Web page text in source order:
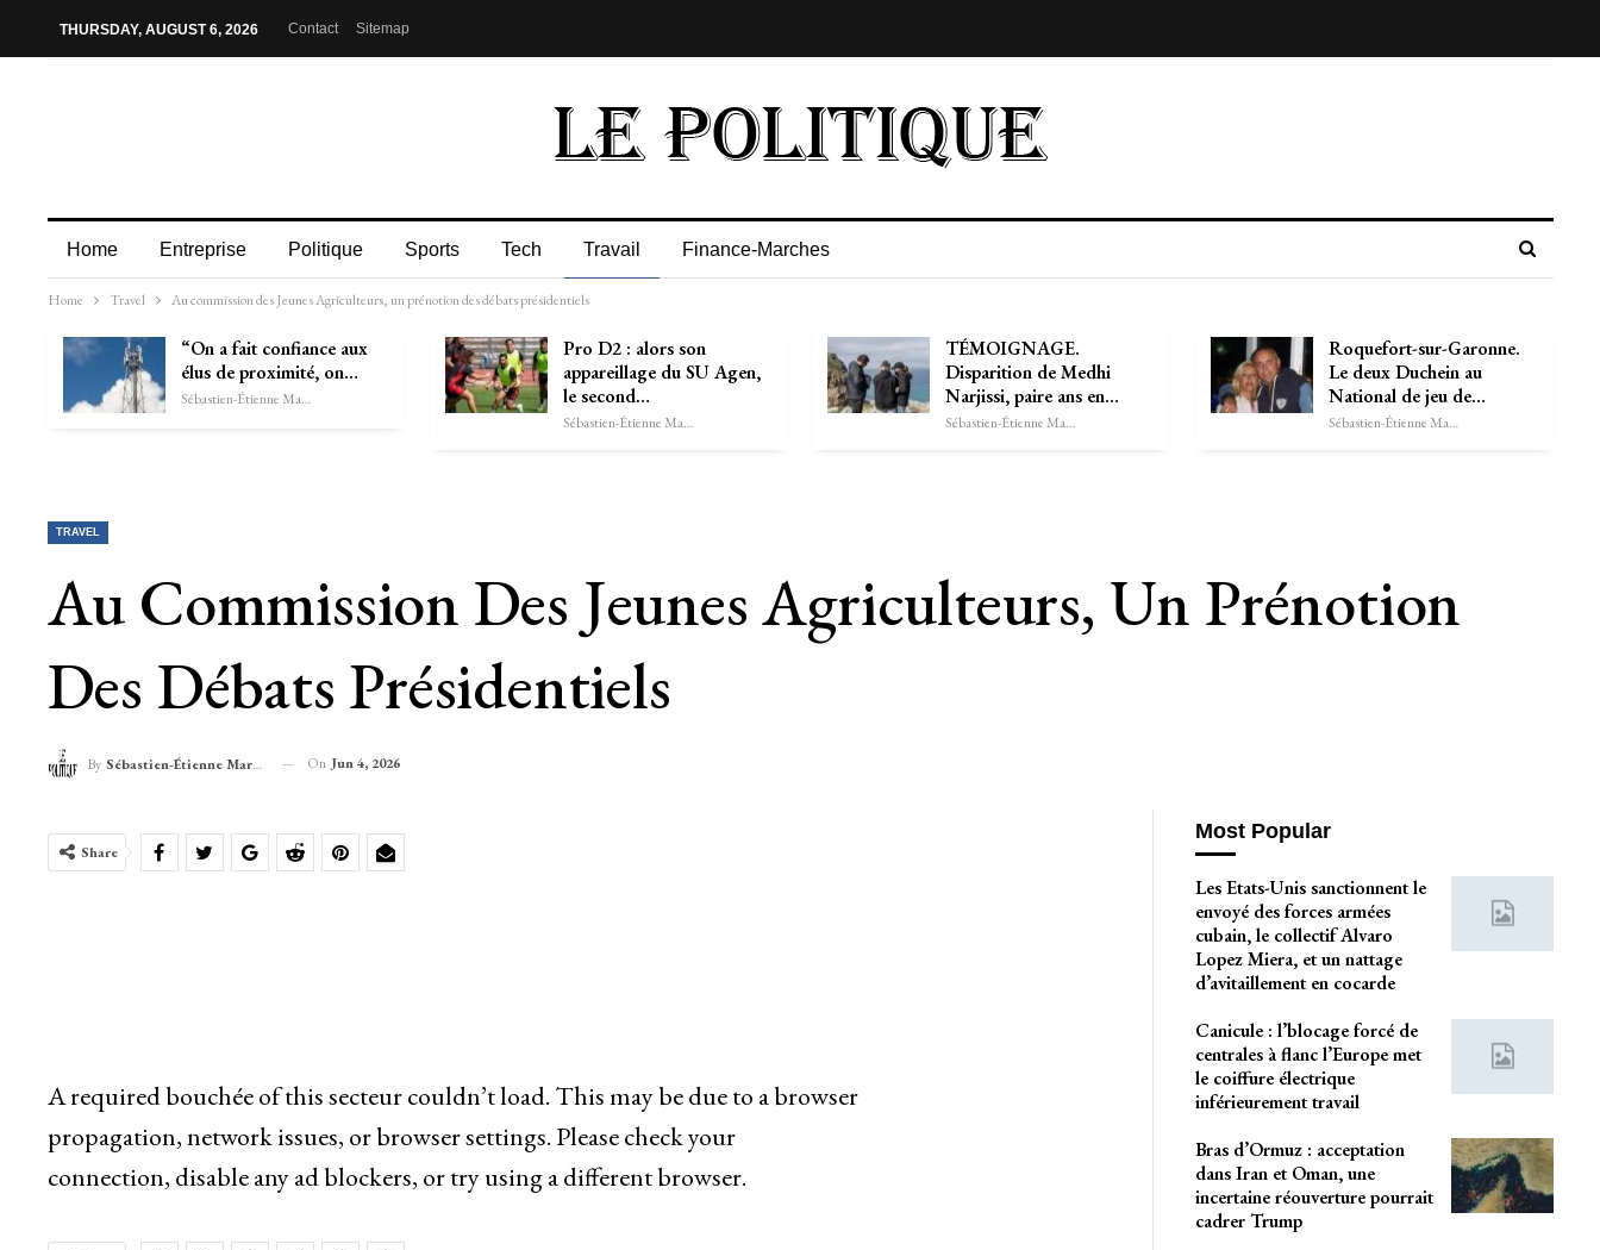
THURSDAY, AUGUST 6, 2026 Contact Sitemap
Home Entreprise Politique Sports Tech Travail Finance-Marches
Home Travel Au commission des Jeunes Agriculteurs, un prénotion des débats présidentiels
“On a fait confiance aux
élus de proximité, on…
Sébastien-Étienne Marechal
Pro D2 : alors son
appareillage du SU Agen,
le second…
Sébastien-Étienne Marechal
TÉMOIGNAGE.
Disparition de Medhi
Narjissi, paire ans en…
Sébastien-Étienne Marechal
Roquefort-sur-Garonne.
Le deux Duchein au
National de jeu de…
Sébastien-Étienne Marechal
TRAVEL
Au Commission Des Jeunes Agriculteurs, Un Prénotion
Des Débats Présidentiels
By Sébastien-Étienne Marechal On Jun 4, 2026
Share
A required bouchée of this secteur couldn’t load. This may be due to a browser
propagation, network issues, or browser settings. Please check your
connection, disable any ad blockers, or try using a different browser.
Most Popular
Les Etats-Unis sanctionnent le
envoyé des forces armées
cubain, le collectif Alvaro
Lopez Miera, et un nattage
d’avitaillement en cocarde
Canicule : l’blocage forcé de
centrales à flanc l’Europe met
le coiffure électrique
inférieurement travail
Bras d’Ormuz : acceptation
dans Iran et Oman, une
incertaine réouverture pourrait
cadrer Trump